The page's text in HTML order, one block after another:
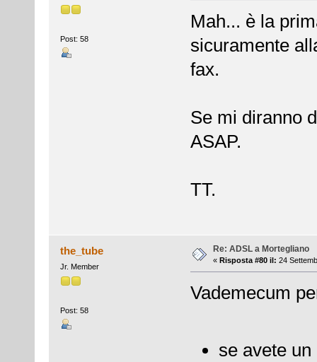
Post: 58
Mah... è la
sicuramente
fax.
Se mi diranno
ASAP.
TT.
the_tube
Jr. Member
Post: 58
Re: ADSL a Mortegliano
« Risposta #80 il: 24
Vademecum
se avete